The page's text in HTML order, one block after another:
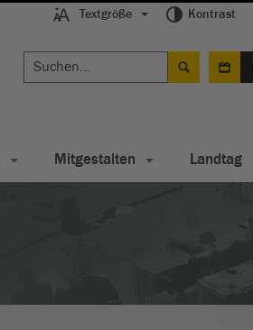
Textgröße Kontrast
Mitgestalten Landtag